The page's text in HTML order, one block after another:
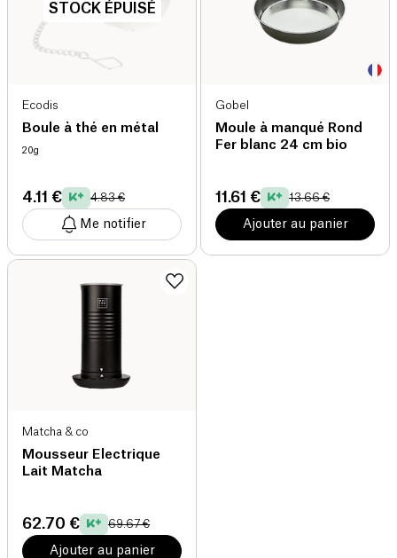
STOCK ÉPUISÉ
Ecodis
Boule à thé en métal
20g
4.11 € 4.83 €
Me notifier
Gobel
Moule à manqué Rond
Fer blanc 24 cm bio
11.61 € 13.66 €
Ajouter au panier
Matcha & co
Mousseur Electrique
Lait Matcha
62.70 € 69.67 €
Ajouter au panier